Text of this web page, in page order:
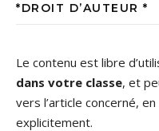
*DROIT D’AUTEUR *
Le contenu est libre
dans votre classe, et
vers l’article concerné,
explicitement.